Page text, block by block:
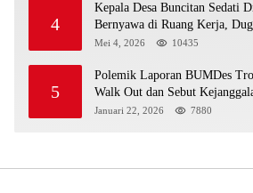
4
Kepala Desa Buncitan Sedati
Bernyawa di Ruang Kerja,
Menguat
Mei 4, 2026 10435
5
Polemik Laporan BUMDes
Walk Out dan Sebut
Januari 22, 2026 7880